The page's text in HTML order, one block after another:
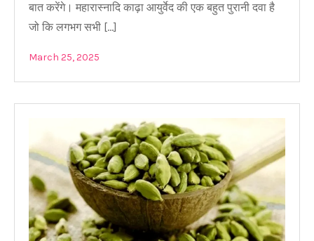
बात करेंगे। महारास्नादि काढ़ा आयुर्वेद की एक बहुत पुरानी दवा है
जो कि लगभग सभी […]
March 25, 2025